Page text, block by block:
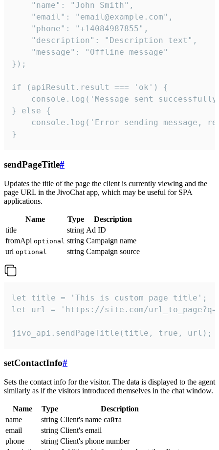
    "name": "John Smith",
    "email": "email@example.com",
    "phone": "+14084987855",
    "description": "Description text",
    "message": "Offline message"
});
if (apiResult.result === 'ok') {
console.log('Message sent
} else {
console.log('Error sending message,
}
sendPageTitle#
Updates the title of the page the client is currently viewing and the
page URL in the JivoChat app, which may be useful for SPA
applications.
Name Type
Description
title
string Ad ID
fromApi optional string Campaign name
url optional string Campaign source
let title = 'This is custom page title';
let url = 'https://site.com/
jivo_api.sendPageTitle(title, true, url);
setContactInfo#
Sets the contact info for the visitor. The data is displayed to the agent
similarly as if the visitors introduced themselves in the chat window.
Name Type
Description
name
string Client's name сайта
email
string Client's email
phone
string Client's phone number